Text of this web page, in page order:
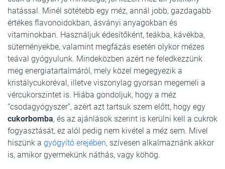
hatással. Minél sötétebb egy méz, annál jobb, gazdagabb
értékes flavonoidokban, ásványi anyagokban és
vitaminokban. Használjuk édesítőként, teákba, kávékba,
süteményekbe, valamint megfázás esetén olykor mézes
teával gyógyulunk. Mindeközben azért ne feledkezzünk
meg energiatartalmáról, mely közel megegyezik a
kristálycukoréval, illetve viszonylag gyorsan megemeli a
vércukorszintet is. Hiába gondoljuk, hogy a méz
“csodagyógyszer”, azért azt tartsuk szem előtt, hogy egy
cukorbomba, és az ajánlások szerint is kerülni kell a cukrok
fogyasztását, ez alól pedig nem kivétel a méz sem. Mivel
hiszünk a gyógyító erejében, szívesen alkalmaznánk akkor
is, amikor gyermekünk náthás, vagy köhög.